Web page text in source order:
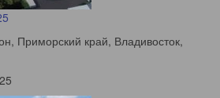
Приморский край, Владивосток,